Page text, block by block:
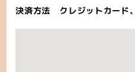
決済方法
クレジットカード